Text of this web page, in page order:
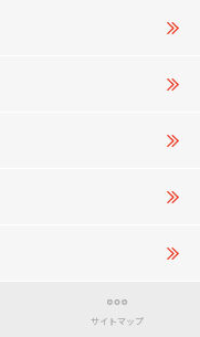
サイトマップ